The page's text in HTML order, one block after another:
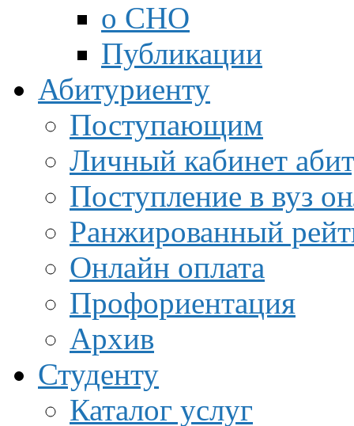
о СНО
Публикации
Абитуриенту
Поступающим
Личный кабинет
Поступление в вуз
Ранжированный
Онлайн оплата
Профориентация
Архив
Студенту
Каталог услуг